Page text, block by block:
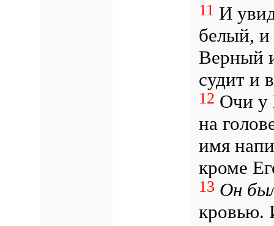
11 И
белый, и
Верный
судит и
12 Очи у
на
имя
кроме
13 Он
кровью.